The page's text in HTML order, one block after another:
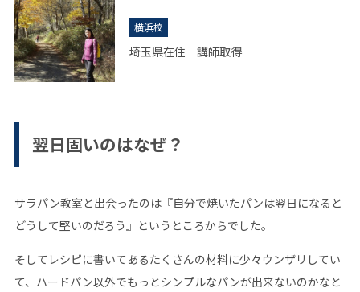
横浜校
埼玉県在住 講師取得
翌日固いのはなぜ？
サラパン教室と出会ったのは『自分で焼いたパンは翌日になると
どうして堅いのだろう』というところからでした。
そしてレシピに書いてあるたくさんの材料に少々ウンザリしてい
て、ハードパン以外でもっとシンプルなパンが出来ないのかなと